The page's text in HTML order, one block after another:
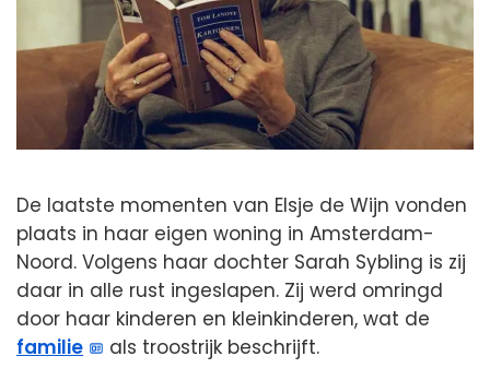
De laatste momenten van Elsje de Wijn vonden
plaats in haar eigen woning in Amsterdam-
Noord. Volgens haar dochter Sarah Sybling is zij
daar in alle rust ingeslapen. Zij werd omringd
door haar kinderen en kleinkinderen, wat de
familie
als troostrijk beschrijft.